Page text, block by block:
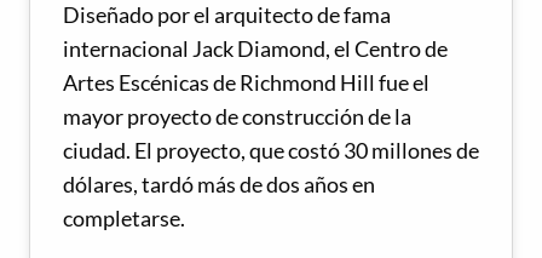
Diseñado por el arquitecto de fama
internacional Jack Diamond, el Centro de
Artes Escénicas de Richmond Hill fue el
mayor proyecto de construcción de la
ciudad. El proyecto, que costó 30 millones de
dólares, tardó más de dos años en
completarse.